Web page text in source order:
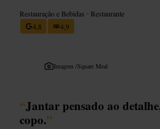
Restauração e Bebidas • Restaurante
4,8
4,9
Imagem /Square Meal
“Jantar pensado ao
copo.”